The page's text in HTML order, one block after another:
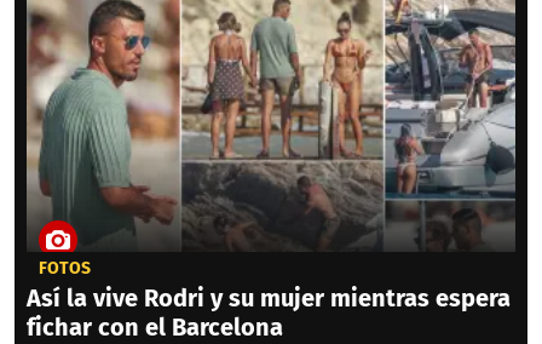
FOTOS
Así la vive Rodri y su mujer mientras espera
fichar con el Barcelona